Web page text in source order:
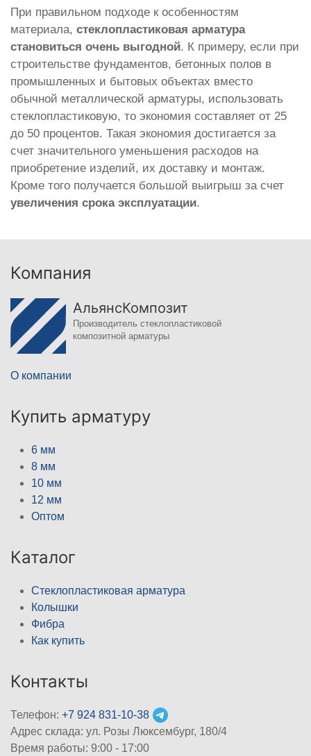
При правильном подходе к особенностям
материала, стеклопластиковая арматура
становиться очень выгодной. К примеру, если при
строительстве фундаментов, бетонных полов в
промышленных и бытовых объектах вместо
обычной металлической арматуры, использовать
стеклопластиковую, то экономия составляет от 25
до 50 процентов. Такая экономия достигается за
счет значительного уменьшения расходов на
приобретение изделий, их доставку и монтаж.
Кроме того получается большой выигрыш за счет
увеличения срока эксплуатации.
Компания
АльянсКомпозит
Производитель стеклопластиковой
композитной арматуры
О компании
Купить арматуру
6 мм
8 мм
10 мм
12 мм
Оптом
Каталог
Стеклопластиковая арматура
Колышки
Фибра
Как купить
Контакты
Телефон: +7 924 831-10-38
Адрес склада: ул. Розы Люксембург, 180/4
Время работы: 9:00 - 17:00